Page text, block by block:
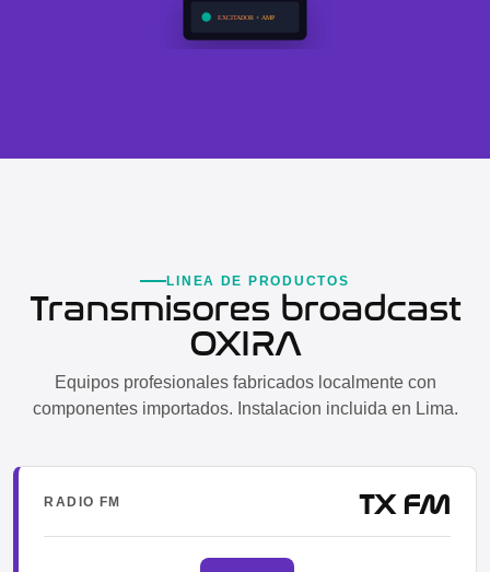
EXCITADOR + AMP
LINEA DE PRODUCTOS
Transmisores broadcast
OXIRA
Equipos profesionales fabricados localmente con
componentes importados. Instalacion incluida en Lima.
RADIO FM TX FM